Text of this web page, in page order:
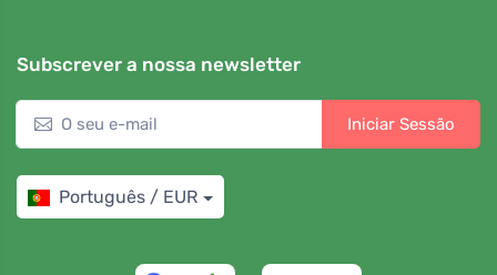
Subscrever a nossa newsletter
Iniciar Sessão
Português / EUR